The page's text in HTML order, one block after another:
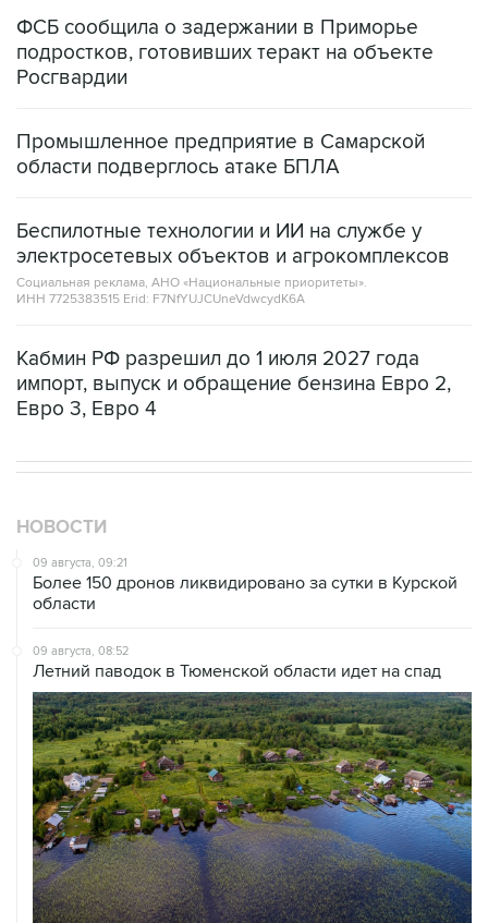
ФСБ сообщила о задержании в Приморье
подростков, готовивших теракт на объекте
Росгвардии
Промышленное предприятие в Самарской
области подверглось атаке БПЛА
Беспилотные технологии и ИИ на службе у
электросетевых объектов и агрокомплексов
Социальная реклама, АНО «Национальные приоритеты».
ИНН 7725383515 Erid: F7NfYUJCUneVdwcydK6A
Кабмин РФ разрешил до 1 июля 2027 года
импорт, выпуск и обращение бензина Евро 2,
Евро 3, Евро 4
НОВОСТИ
09 августа, 09:21
Более 150 дронов ликвидировано за сутки в Курской
области
09 августа, 08:52
Летний паводок в Тюменской области идет на спад